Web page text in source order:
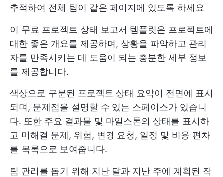
추적하여 전체 팀이 같은 페이지에 있도록 하세요
이 무료 프로젝트 상태 보고서 템플릿은 프로젝트에
대한 좋은 개요를 제공하며, 상황을 파악하고 관리
자를 만족시키는 데 도움이 되는 충분한 세부 정보
를 제공합니다.
색상으로 구분된 프로젝트 상태 요약이 전면에 표시
되며, 문제점을 설명할 수 있는 스페이스가 있습니
다. 또한 주요 결과물 및 마일스톤의 상태를 표시하
고 미해결 문제, 위험, 변경 요청, 일정 및 비용 편차
를 목록으로 보여줍니다.
팀 관리를 돕기 위해 지난 달과 지난 주에 계획된 작